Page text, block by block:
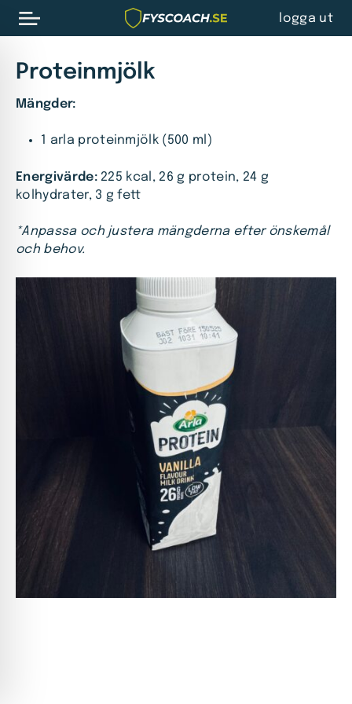
logga ut
Proteinmjölk
Mängder:
1 arla proteinmjölk (500 ml)
Energivärde: 225 kcal, 26 g protein, 24 g
kolhydrater, 3 g fett
*Anpassa och justera mängderna efter önskemål
och behov.